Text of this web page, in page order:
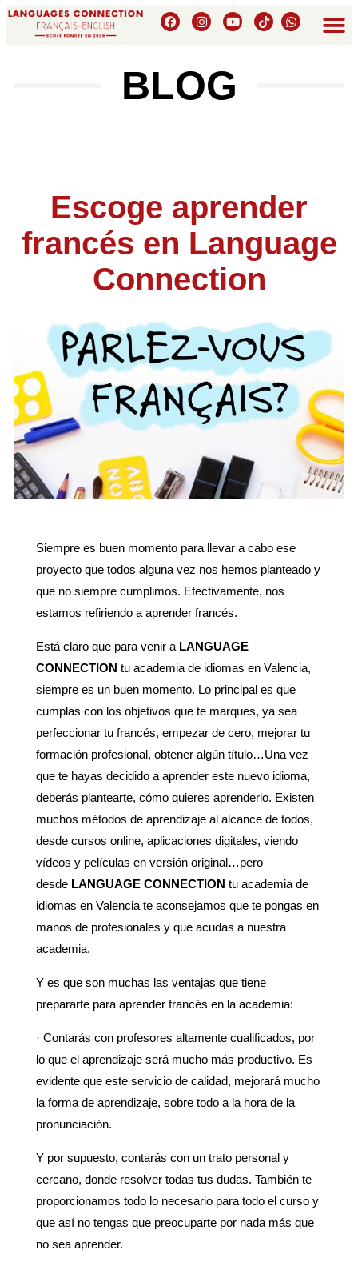
BLOG
Escoge aprender
francés en Language
Connection
Siempre es buen momento para llevar a cabo ese
proyecto que todos alguna vez nos hemos planteado y
que no siempre cumplimos. Efectivamente, nos
estamos refiriendo a aprender francés.
Está claro que para venir a LANGUAGE
CONNECTION tu academia de idiomas en Valencia,
siempre es un buen momento. Lo principal es que
cumplas con los objetivos que te marques, ya sea
perfeccionar tu francés, empezar de cero, mejorar tu
formación profesional, obtener algún título…Una vez
que te hayas decidido a aprender este nuevo idioma,
deberás plantearte, cómo quieres aprenderlo. Existen
muchos métodos de aprendizaje al alcance de todos,
desde cursos online, aplicaciones digitales, viendo
vídeos y películas en versión original…pero
desde LANGUAGE CONNECTION tu academia de
idiomas en Valencia te aconsejamos que te pongas en
manos de profesionales y que acudas a nuestra
academia.
Y es que son muchas las ventajas que tiene
prepararte para aprender francés en la academia:
· Contarás con profesores altamente cualificados, por
lo que el aprendizaje será mucho más productivo. Es
evidente que este servicio de calidad, mejorará mucho
la forma de aprendizaje, sobre todo a la hora de la
pronunciación.
Y por supuesto, contarás con un trato personal y
cercano, donde resolver todas tus dudas. También te
proporcionamos todo lo necesario para todo el curso y
que así no tengas que preocuparte por nada más que
no sea aprender.